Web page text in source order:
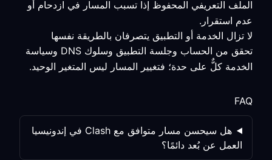
الملف التعريفي المحفوظ إذا تسبب المسار في ازدحام أو
عدم استقرار.
لا تزال الخدمة أو التطبيق يتصرفان بالطريقة نفسها
تحقق من الحساب وجلسة التطبيق وسلوك DNS وسياسة
الخدمة كلٌّ على حدة؛ فتغيير المسار ليس المتغير الوحيد.
FAQ
هل سيحسن مسار متوافق مع Clash في إندونيسيا
العمل عن بُعد دائمًا؟